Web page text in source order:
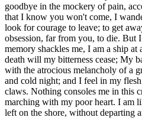
goodbye in the mockery of pain,
that I know you won't come, I
look for courage to leave; to get
obsession, far from you, to die. But
memory shackles me, I am a ship
death will my bitterness cease; My
with the atrocious melancholy of a
and cold night; and I feel in my
claws. Nothing consoles me in this
marching with my poor heart. I am
left on the shore, without departing